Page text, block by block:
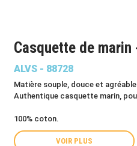
Casquette de marin
ALVS - 88728
Matière souple, douce et
Authentique casquette marin,
100% coton.
VOIR PLUS